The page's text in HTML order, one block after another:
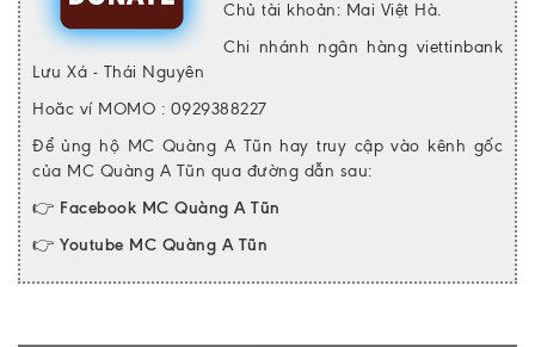
Chủ tài khoản: Mai Việt Hà.
Chi nhánh ngân hàng viettinbank
Lưu Xá - Thái Nguyên
Hoăc ví MOMO : 0929388227
Để ủng hộ MC Quàng A Tũn hay truy cập vào kênh gốc
của MC Quàng A Tũn qua đường dẫn sau:
👉 Facebook MC Quàng A Tũn
👉 Youtube MC Quàng A Tũn